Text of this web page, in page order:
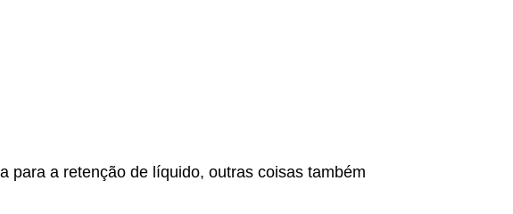
para a retenção de líquido, outras coisas também